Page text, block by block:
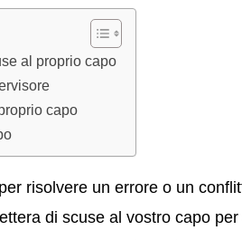
al proprio capo
capo
risolvere un errore o un
di scuse al vostro capo